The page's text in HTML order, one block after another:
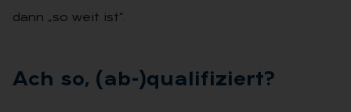
dann „so weit ist“.
Ach so, (ab-)qua­li­fi­ziert?